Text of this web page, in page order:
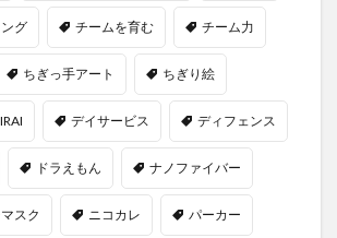
グ チームを育む チーム力
ちぎっ手アート ちぎり絵
デイサービス ディフェンス
ドラえもん ナノファイバー
スク ニコカレ パーカー